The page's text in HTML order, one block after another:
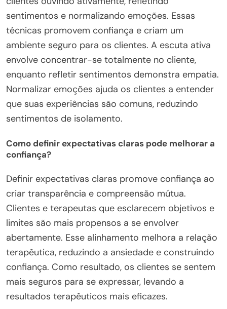
sentimentos e normalizando emoções. Essas
técnicas promovem confiança e criam um
ambiente seguro para os clientes. A escuta ativa
envolve concentrar-se totalmente no cliente,
enquanto refletir sentimentos demonstra empatia.
Normalizar emoções ajuda os clientes a entender
que suas experiências são comuns, reduzindo
sentimentos de isolamento.
Como definir expectativas claras pode melhorar a
confiança?
Definir expectativas claras promove confiança ao
criar transparência e compreensão mútua.
Clientes e terapeutas que esclarecem objetivos e
limites são mais propensos a se envolver
abertamente. Esse alinhamento melhora a relação
terapêutica, reduzindo a ansiedade e construindo
confiança. Como resultado, os clientes se sentem
mais seguros para se expressar, levando a
resultados terapêuticos mais eficazes.